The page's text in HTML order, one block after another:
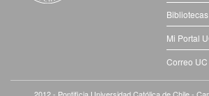
Bibliotecas
Mi Portal
Correo UC
2012 - Pontificia UniversidadCatólica de Chile -